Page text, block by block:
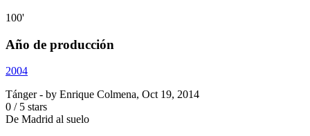
100'
Año de producción
2004
Tánger- by Enrique Colmena, Oct 19, 2014
0 / 5 stars
De Madrid al suelo